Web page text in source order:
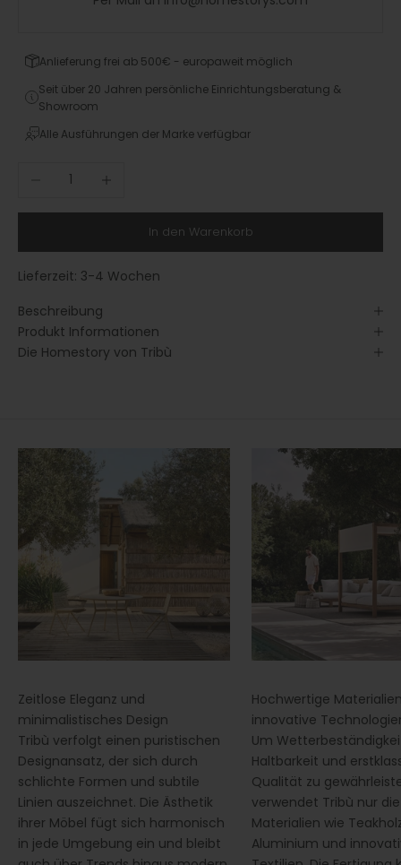
Anlieferung frei ab 500€ - europaweit möglich
Seit über 20 Jahren persönliche Einrichtungsberatung &
Showroom
Alle Ausführungen der Marke verfügbar
Anzahl verringern
In den Warenkorb
Lieferzeit: 3-4 Wochen
Beschreibung
Produkt Informationen
Die Homestory von Tribù
Zeitlose Eleganz und
minimalistisches Design
Tribù verfolgt einen puristischen
Designansatz, der sich durch
schlichte Formen und subtile
Linien auszeichnet. Die Ästhetik
ihrer Möbel fügt sich harmonisch
in jede Umgebung ein und bleibt
Hochwertige
innovative
Um
Haltbarkeit und
Qualität zu
verwendet Tribù nur
Materialien wie
Aluminium und